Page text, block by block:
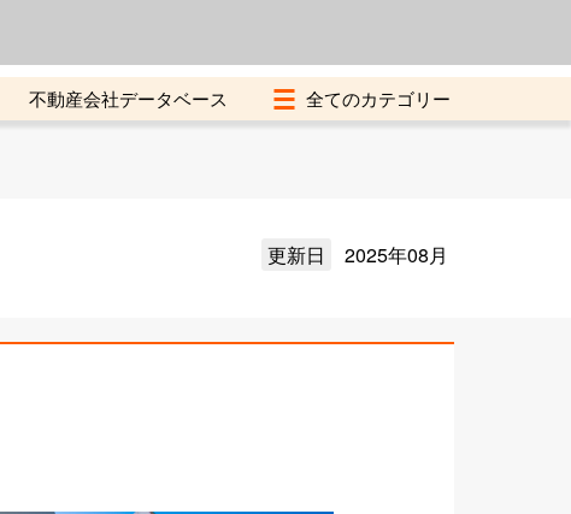
不動産会社データベース
更新日 2025年08月